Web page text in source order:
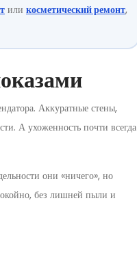
или косметический ремонт,
Аккуратные стены,
А ухоженность почти всегда
они «ничего», но
без лишней пыли и